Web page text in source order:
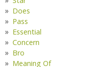
Does
Pass
Essential
Concern
Bro
Meaning Of